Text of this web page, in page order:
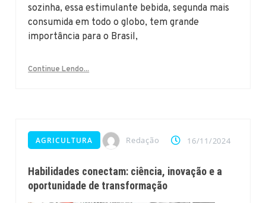
sozinha, essa estimulante bebida, segunda mais
consumida em todo o globo, tem grande
importância para o Brasil,
Continue Lendo...
AGRICULTURA Redação 16/11/2024
Habilidades conectam: ciência, inovação e a
oportunidade de transformação